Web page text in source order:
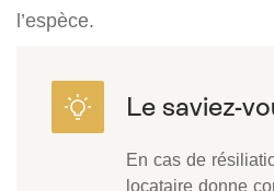
l’espèce.
En cas de
locataire donne